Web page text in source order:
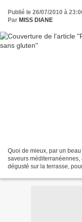
Publié le 26/07/2010 à
Par MISS DIANE
Quoi de mieux, par un
saveurs
dégusté sur la terrasse,